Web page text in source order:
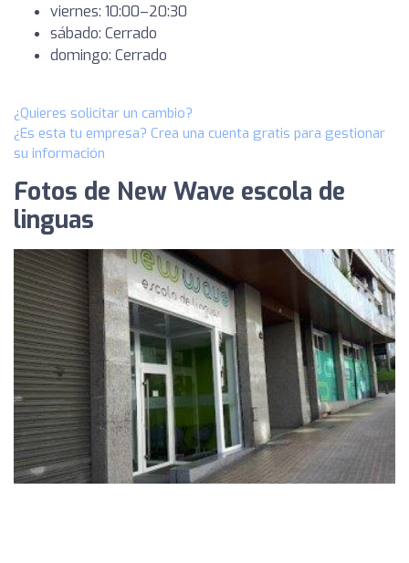
viernes: 10:00–20:30
sábado: Cerrado
domingo: Cerrado
¿Quieres solicitar un cambio?
¿Es esta tu empresa? Crea una cuenta gratis para gestionar
su información
Fotos de New Wave escola de
linguas